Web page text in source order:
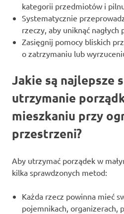
kategorii przedmiotów i
Systematycznie
rzeczy, aby uniknąć nagłych
Zasięgnij pomocy bliskich
o zatrzymaniu lub
Jakie są najlepsze
utrzymanie
mieszkaniu przy
przestrzeni?
Aby utrzymać porządek w
kilka sprawdzonych metod:
Każda rzecz powinna mieć
pojemnikach, organizerach,